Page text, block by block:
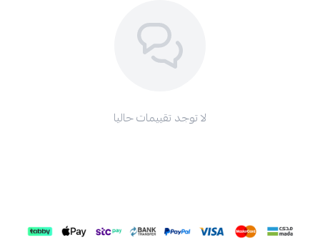
لا توجد تقييمات حاليا